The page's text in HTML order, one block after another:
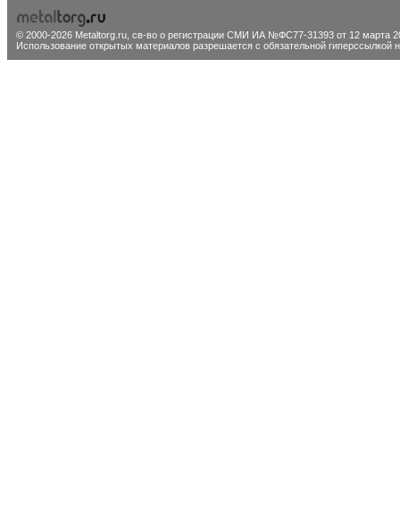
© 2000-2026 Metaltorg.ru, св-во о регистрации СМИ ИА №ФС77-31393 от 12 марта
Использование открытых материалов разрешается с обязательной гиперссылкой